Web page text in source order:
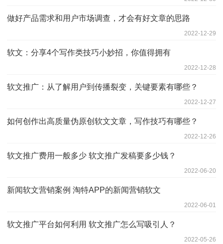
做好产品需求和用户市场调查，才会有好文章的思路
2022-12-29
软文：分享4个写作类技巧小妙招，你值得拥有
2022-12-28
软文推广：从了解用户到传播裂变，关键要素有哪些？
2022-12-27
如何创作出高质量伪原创软文文章，写作技巧有哪些？
2022-12-26
软文推广费用一般多少 软文推广发稿要多少钱？
2022-06-20
新闻软文营销案例 淘特APP的新闻营销软文
2022-06-01
软文推广平台如何利用 软文推广怎么写吸引人？
2022-05-26